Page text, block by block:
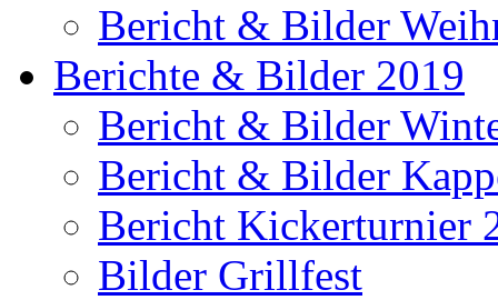
Bericht & Bilder
Berichte & Bilder 2019
Bericht & Bilder
Bericht & Bilder
Bericht Kickerturnier
Bilder Grillfest